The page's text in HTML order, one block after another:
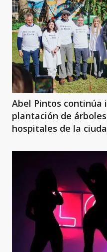
Abel Pintos continúa
plantación de
hospitales de la